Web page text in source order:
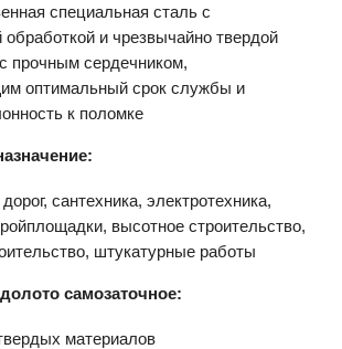
специальная сталь с
обработкой и чрезвычайно твердой
прочным сердечником,
оптимальный срок службы и
к поломке
сантехника, электротехника,
высотное строительство,
штукатурные работы
самозаточное:
материалов